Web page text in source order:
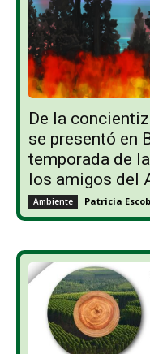
De la
se presentó en
temporada de
los amigos del
Ambiente Patricia